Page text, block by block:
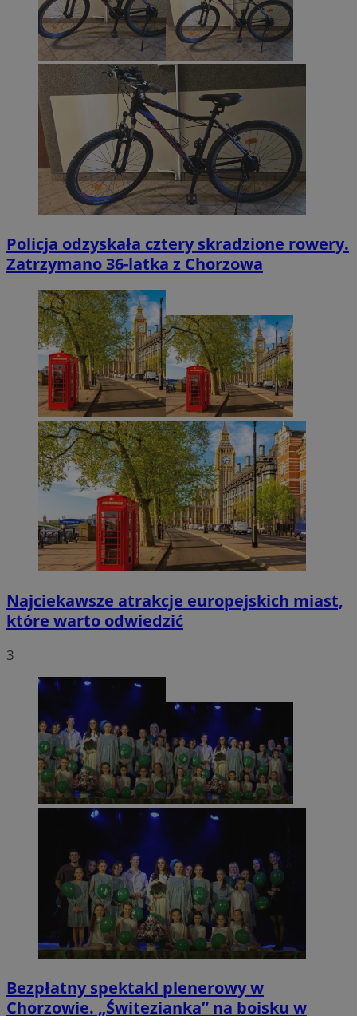
Policja odzyskała cztery skradzione rowery.
Zatrzymano 36-latka z Chorzowa
Najciekawsze atrakcje europejskich miast,
które warto odwiedzić
3
Bezpłatny spektakl plenerowy w
Chorzowie. „Świtezianka” na boisku w